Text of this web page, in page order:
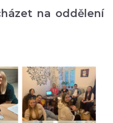
na oddělení